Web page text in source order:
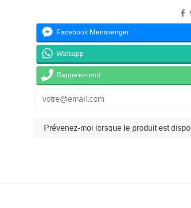
Facebook Menssenger
Watsapp
Rappelez-moi